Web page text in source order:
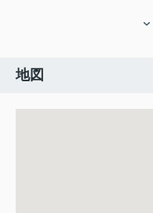
地図